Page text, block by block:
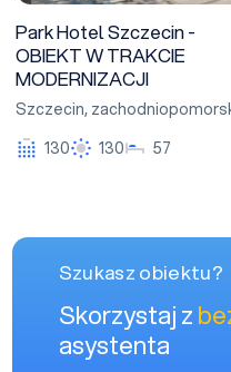
Park Hotel Szczecin -
OBIEKT W TRAKCIE
MODERNIZACJI
Szczecin,
130
130 57
Szukasz obiektu?
Skorzystaj z
asystenta